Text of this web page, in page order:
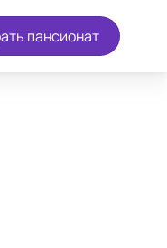
пансионат